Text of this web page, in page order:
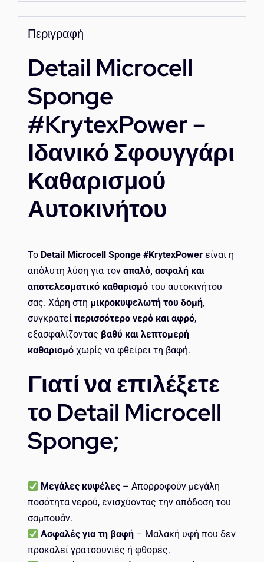
Περιγραφή
Detail Microcell
Sponge
#KrytexPower –
Ιδανικό Σφουγγάρι
Καθαρισμού
Αυτοκινήτου
Το Detail Microcell Sponge #KrytexPowerείναι η
απόλυτη λύση για τον απαλό, ασφαλή και
αποτελεσματικό καθαρισμότου αυτοκινήτου
σας. Χάρη στη μικροκυψελωτή του δομή,
συγκρατεί περισσότερο νερό και αφρό,
εξασφαλίζοντας βαθύ και λεπτομερή
καθαρισμόχωρίς να φθείρει τη βαφή.
Γιατί να επιλέξετε
το Detail Microcell
Sponge;
Μεγάλες κυψέλες– Απορροφούν μεγάλη
ποσότητα νερού, ενισχύοντας την απόδοση του
σαμπουάν.
Ασφαλές για τη βαφή– Μαλακή υφή που δεν
προκαλεί γρατσουνιές ή φθορές.